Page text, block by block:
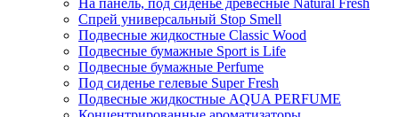
На панель, под сиденье древесные Natural Fresh
Спрей универсальный Stop Smell
Подвесные жидкостные Classic Wood
Подвесные бумажные Sport is Life
Подвесные бумажные Perfume
Под сиденье гелевые Super Fresh
Подвесные жидкостные AQUA PERFUME